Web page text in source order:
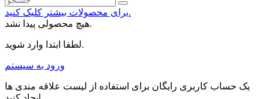
برای محصولات بیشتر کلیک کنید.
هیچ محصولی پیدا نشد.
لطفا ابتدا وارد شوید.
ورود به سیستم
یک حساب کاربری رایگان برای استفاده از لیست علاقه مندی ها